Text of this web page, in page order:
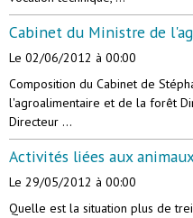
Cabinet du Ministre de
Le 02/06/2012 à 00:00
Composition du Cabinet de
l'agroalimentaire et de la forêt
Directeur ...
Activités liées aux
Le 29/05/2012 à 00:00
Quelle est la situation plus de